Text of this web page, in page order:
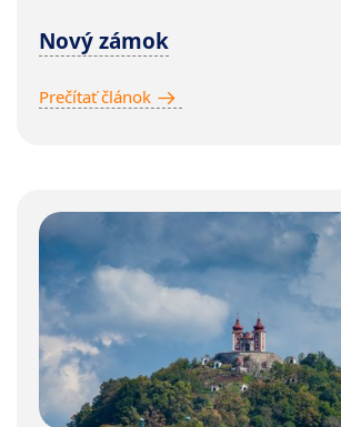
Nový zámok
Prečítať článok